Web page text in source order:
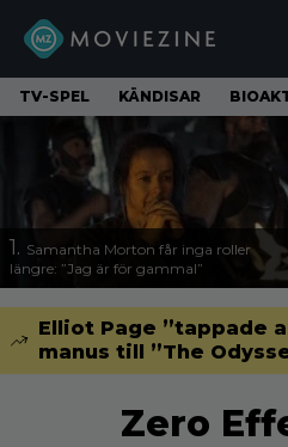
TV-SPEL KÄNDISAR
1. Samantha Morton får inga roller
längre: ”Jag är för gammal”
Elliot Page ”tappade
manus till ”The
Zero